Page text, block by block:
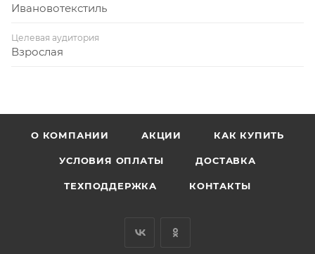
Ивановотекстиль
Целевая аудитория
Взрослая
О КОМПАНИИ АКЦИИ КАК КУПИТЬ
УСЛОВИЯ ОПЛАТЫ ДОСТАВКА
ТЕХПОДДЕРЖКА КОНТАКТЫ